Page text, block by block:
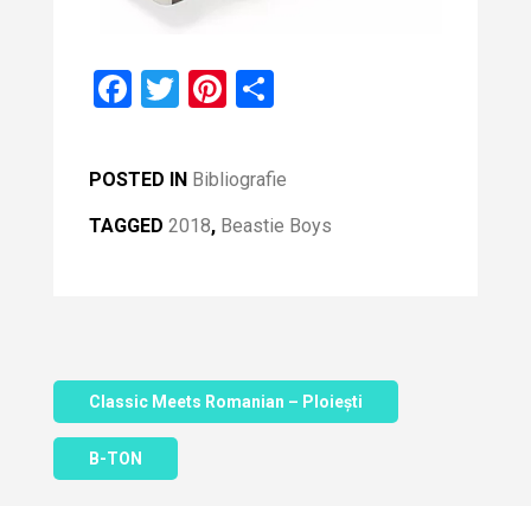
F
ce
o
T
tt
Pi
er
es
t
S
ar
POSTED IN Bibliografie
TAGGED 2018, Beastie Boys
Classic Meets Romanian – Ploiești
B-TON